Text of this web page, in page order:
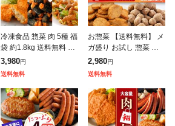
冷凍食品 惣菜 肉 5種 福
袋 約1.8kg 送料無料 ハ
ンバーグ のり巻きチキ
ン 唐揚げ 竜田揚げ ア
ケ
3,980円
送料無料
お惣菜 【送料無料】 メ
ガ盛り お試し 惣菜 選
べる 2Pセット まとめ
買い 大量 冷凍惣菜 業
冷凍唐
2,980円
送料無料